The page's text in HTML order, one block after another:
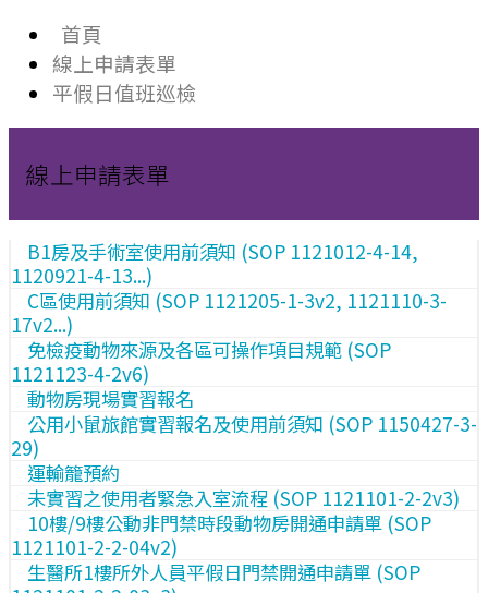
首頁
線上申請表單
平假日值班巡檢
線上申請表單
B1房及手術室使用前須知 (SOP 1121012-4-14,
1120921-4-13...)
C區使用前須知 (SOP 1121205-1-3v2, 1121110-3-
17v2...)
免檢疫動物來源及各區可操作項目規範 (SOP
1121123-4-2v6)
動物房現場實習報名
公用小鼠旅館實習報名及使用前須知 (SOP 1150427-3-
29)
運輸籠預約
未實習之使用者緊急入室流程 (SOP 1121101-2-2v3)
10樓/9樓公動非門禁時段動物房開通申請單 (SOP
1121101-2-2-04v2)
生醫所1樓所外人員平假日門禁開通申請單 (SOP